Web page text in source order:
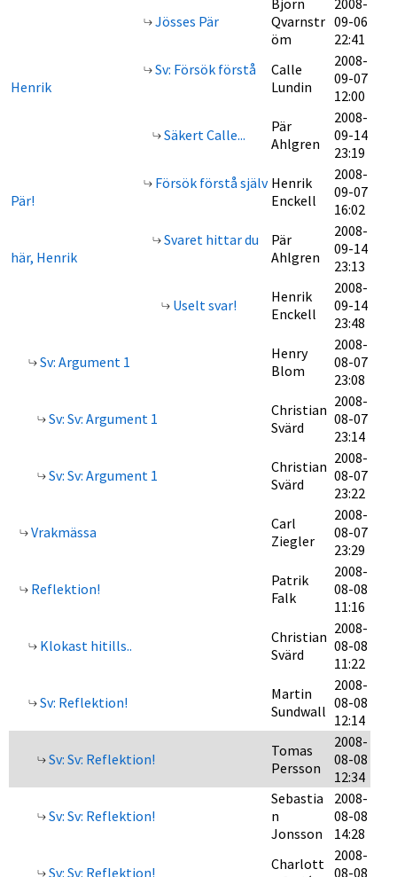
Jösses Pär
Björn
Qvarnstr
öm
2008-
09-06
22:41
Sv: Försök förstå
Henrik
Calle
Lundin
2008-
09-07
12:00
Säkert Calle...
Pär
Ahlgren
2008-
09-14
23:19
Försök förstå själv
Pär!
Henrik
Enckell
2008-
09-07
16:02
Svaret hittar du
här, Henrik
Pär
Ahlgren
2008-
09-14
23:13
Uselt svar!
Henrik
Enckell
2008-
09-14
23:48
Sv: Argument 1
Henry
Blom
2008-
08-07
23:08
Sv: Sv: Argument 1
Christian
Svärd
2008-
08-07
23:14
Sv: Sv: Argument 1
Christian
Svärd
2008-
08-07
23:22
Vrakmässa
Carl
Ziegler
2008-
08-07
23:29
Reflektion!
Patrik
Falk
2008-
08-08
11:16
Klokast hitills..
Christian
Svärd
2008-
08-08
11:22
Sv: Reflektion!
Martin
Sundwall
2008-
08-08
12:14
Sv: Sv: Reflektion!
Tomas
Persson
2008-
08-08
12:34
Sv: Sv: Reflektion!
Sebastia
n
Jonsson
2008-
08-08
14:28
Sv: Sv: Reflektion!
Charlott 2008-
08-08